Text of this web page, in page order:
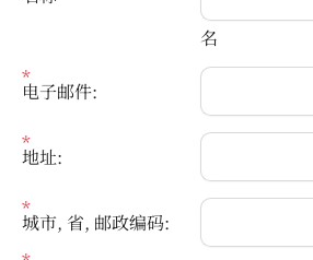
名
电子邮件:
地址:
城市, 省, 邮政编码: